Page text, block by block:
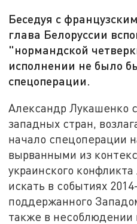
Беседуя с
глава Белоруссии
"нормандской
исполнении не было
спецоперации.
Александр Лукашенко
западных стран,
начало спецоперации
вырванными из
украинского
искать в событиях
поддержанного
также в несоблюдении